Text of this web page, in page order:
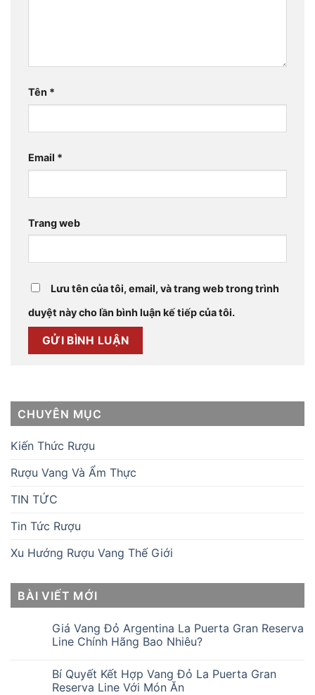
Tên *
Email *
Trang web
Lưu tên của tôi, email, và trang web trong trình
duyệt này cho lần bình luận kế tiếp của tôi.
CHUYÊN MỤC
Kiến Thức Rượu
Rượu Vang Và Ẩm Thực
TIN TỨC
Tin Tức Rượu
Xu Hướng Rượu Vang Thế Giới
BÀI VIẾT MỚI
Giá Vang Đỏ Argentina La Puerta Gran Reserva
Line Chính Hãng Bao Nhiêu?
Bí Quyết Kết Hợp Vang Đỏ La Puerta Gran
Reserva Line Với Món Ăn